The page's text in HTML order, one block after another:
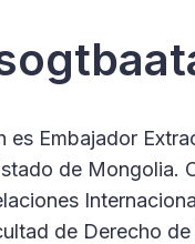
es Embajador
de Mongolia.
de Derecho